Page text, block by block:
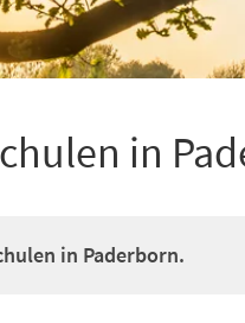
in
in Paderborn.